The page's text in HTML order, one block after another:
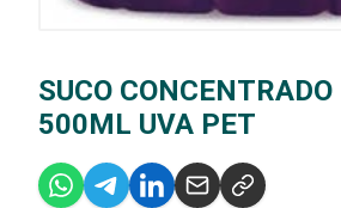
SUCO
500ML UVA PET